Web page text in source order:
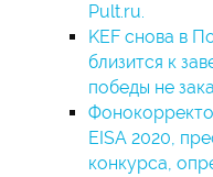
Pult.ru.
KEF снова в
близится к
победы не
EISA 2020,
конкурса,